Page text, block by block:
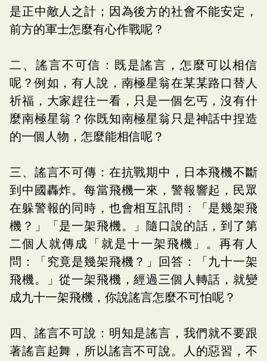
是正中敵人之計；因為後方的社會不能安定，
前方的軍士怎麼有心作戰呢？
二、謠言不可信：既是謠言，怎麼可以相信
呢？例如，有人說，南極星翁在某某路口替人
祈福，大家趕往一看，只是一個乞丐，沒有什
麼南極星翁？你既知南極星翁只是神話中捏造
的一個人物，怎麼能相信呢？
三、謠言不可傳：在抗戰期中，日本飛機不斷
到中國轟炸。每當飛機一來，警報響起，民眾
在躲警報的同時，也會相互訊問：「是幾架飛
機？」「是一架飛機。」隨口說的話，到了第
二個人就傳成「就是十一架飛機」。再有人
問：「究竟是幾架飛機？」回答：「九十一架
飛機。」從一架飛機，經過三個人轉話，就變
成九十一架飛機，你說謠言怎麼不可怕呢？
四、謠言不可說：明知是謠言，我們就不要跟
著謠言起舞，所以謠言不可說。人的惡習，不